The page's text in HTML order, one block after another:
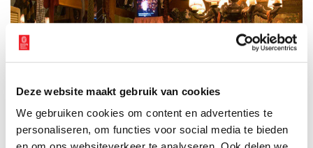
Deze website maakt gebruik van cookies
We gebruiken cookies om content en advertenties te
personaliseren, om functies voor social media te bieden